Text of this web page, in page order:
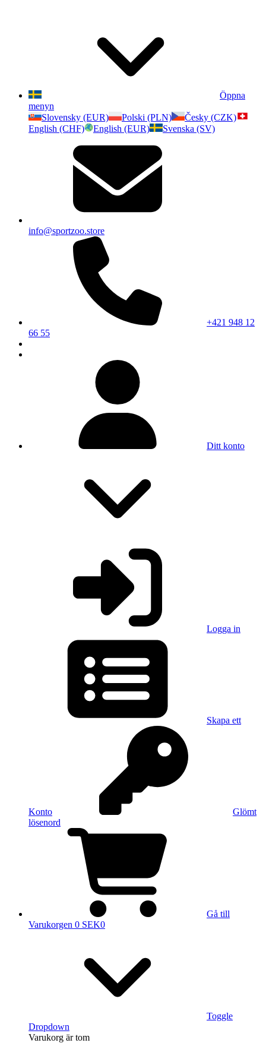
Öppna
menyn
Slovensky (EUR)
Polski (PLN)
Česky (CZK)
English (CHF)
English (EUR) Svenska (SV)
info@sportzoo.store
+421 948 12
66 55
Ditt konto
Logga in
Skapa ett
Konto
Glömt
lösenord
Gå till
Varukorgen 0 SEK0
Toggle
Dropdown
Varukorg är tom